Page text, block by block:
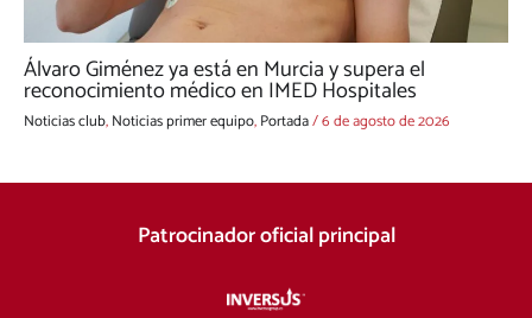
Álvaro Giménez ya está en Murcia y supera el
reconocimiento médico en IMED Hospitales
Noticias club,Noticias primer equipo,Portada/6 de agosto de 2026
Patrocinador oficial principal